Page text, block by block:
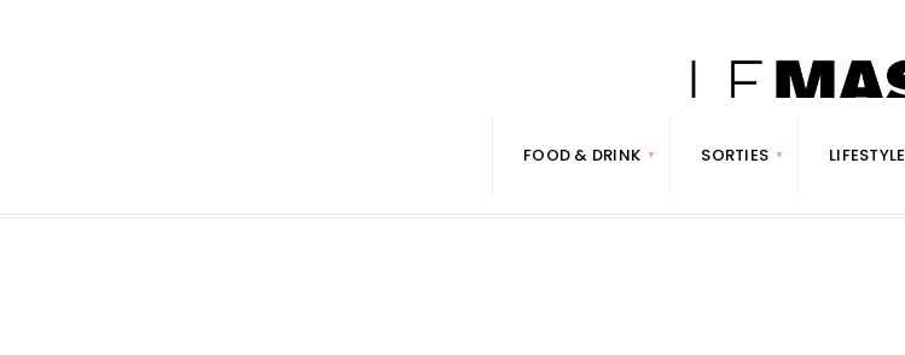
FOOD & DRINK SORTIES LIFESTYLE